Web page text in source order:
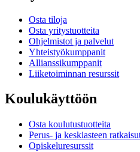
Osta tiloja
Osta yritystuotteita
Ohjelmistot ja palvelut
Yhteistyökumppanit
Allianssikumppanit
Liiketoiminnan resurssit
Koulukäyttöön
Osta koulutustuotteita
Perus- ja keskiasteen
Opiskeluresurssit